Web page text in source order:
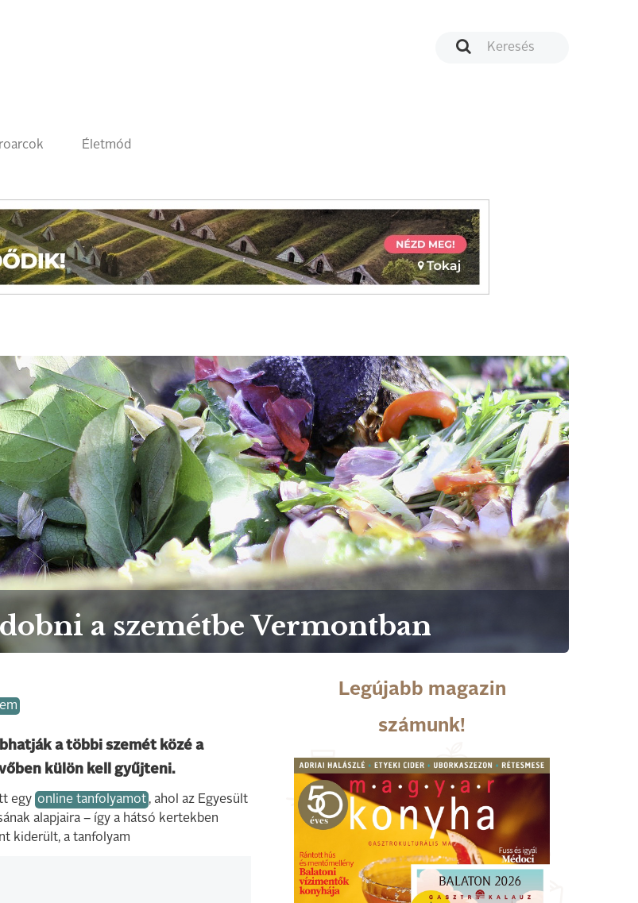
Életmód
a szemétbe Vermontban
a többi szemét közé a
külön kell gyűjteni.
egy online tanfolyamot , ahol az Egyesült
alapjaira – így a hátsó kertekben
kiderült, a tanfolyam
Legújabb magazin
számunk!